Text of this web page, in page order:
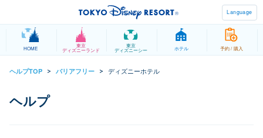
Language
HOME 東京
ディズニーランド
東京
ディズニーシー ホテル 予約 / 購入
ヘルプTOP > バリアフリー > ディズニーホテル